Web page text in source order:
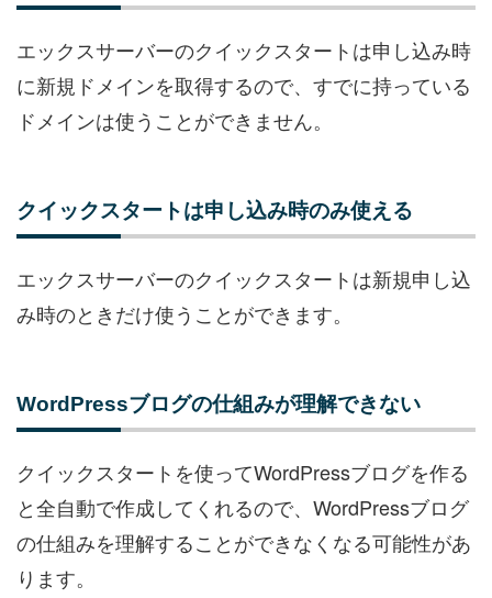
エックスサーバーのクイックスタートは申し込み時
に新規ドメインを取得するので、すでに持っている
ドメインは使うことができません。
クイックスタートは申し込み時のみ使える
エックスサーバーのクイックスタートは新規申し込
み時のときだけ使うことができます。
WordPressブログの仕組みが理解できない
クイックスタートを使ってWordPressブログを作る
と全自動で作成してくれるので、WordPressブログ
の仕組みを理解することができなくなる可能性があ
ります。